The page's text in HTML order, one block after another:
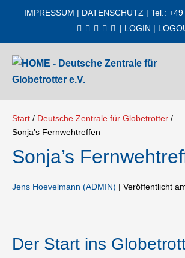
IMPRESSUM | DATENSCHUTZ | Tel.:
| LOGIN |
Start / Deutsche Zentrale für Globetrotter /
Sonja’s Fernwehtreffen
Sonja’s
Jens Hoevelmann (ADMIN) | Veröffentlicht
Der Start ins